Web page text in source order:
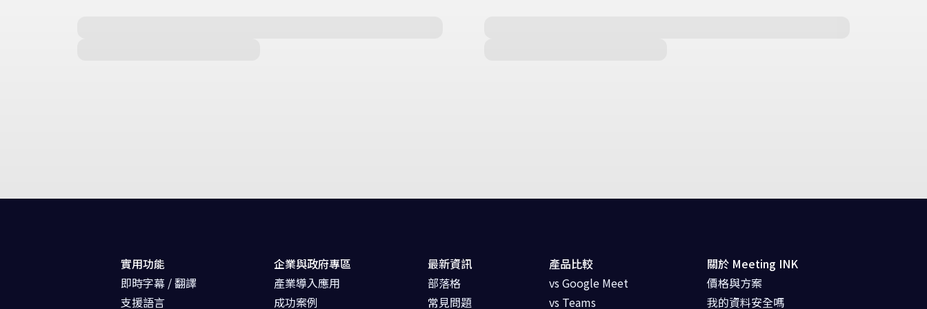
實用功能
即時字幕 / 翻譯
支援語言
企業與政府專區
產業導入應用
成功案例
最新資訊
部落格
常見問題
產品比較
vs Google Meet
vs Teams
關於 Meeting INK
價格與方案
我的資料安全嗎